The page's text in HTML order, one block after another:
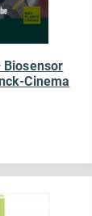
Biosensor
Cinema